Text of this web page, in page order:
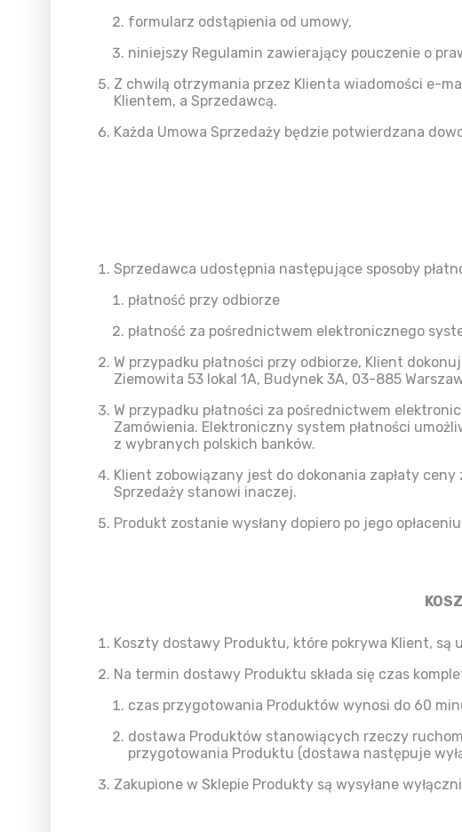
formularz odstąpienia od umowy,
niniejszy Regulamin zawierający pouczenie o
Z chwilą otrzymania przez Klienta wiadomości e-
Klientem, a Sprzedawcą.
Każda Umowa Sprzedaży będzie potwierdzana
Sprzedawca udostępnia następujące sposoby
płatność przy odbiorze
płatność za pośrednictwem elektronicznego
W przypadku płatności przy odbiorze, Klient
Ziemowita 53 lokal 1A, Budynek 3A, 03-885
W przypadku płatności za pośrednictwem
Zamówienia. Elektroniczny system płatności
z wybranych polskich banków.
Klient zobowiązany jest do dokonania zapłaty
Sprzedaży stanowi inaczej.
Produkt zostanie wysłany dopiero po jego
Koszty dostawy Produktu, które pokrywa Klient, są
Na termin dostawy Produktu składa się czas
czas przygotowania Produktów wynosi do 60
dostawa Produktów stanowiących rzeczy
przygotowania Produktu (dostawa następuje
Zakupione w Sklepie Produkty są wysyłane